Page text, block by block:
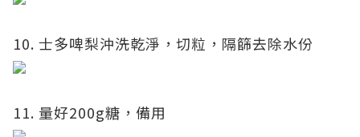
10. 士多啤梨沖洗乾淨，切粒，隔篩去除水份
11. 量好200g糖，備用